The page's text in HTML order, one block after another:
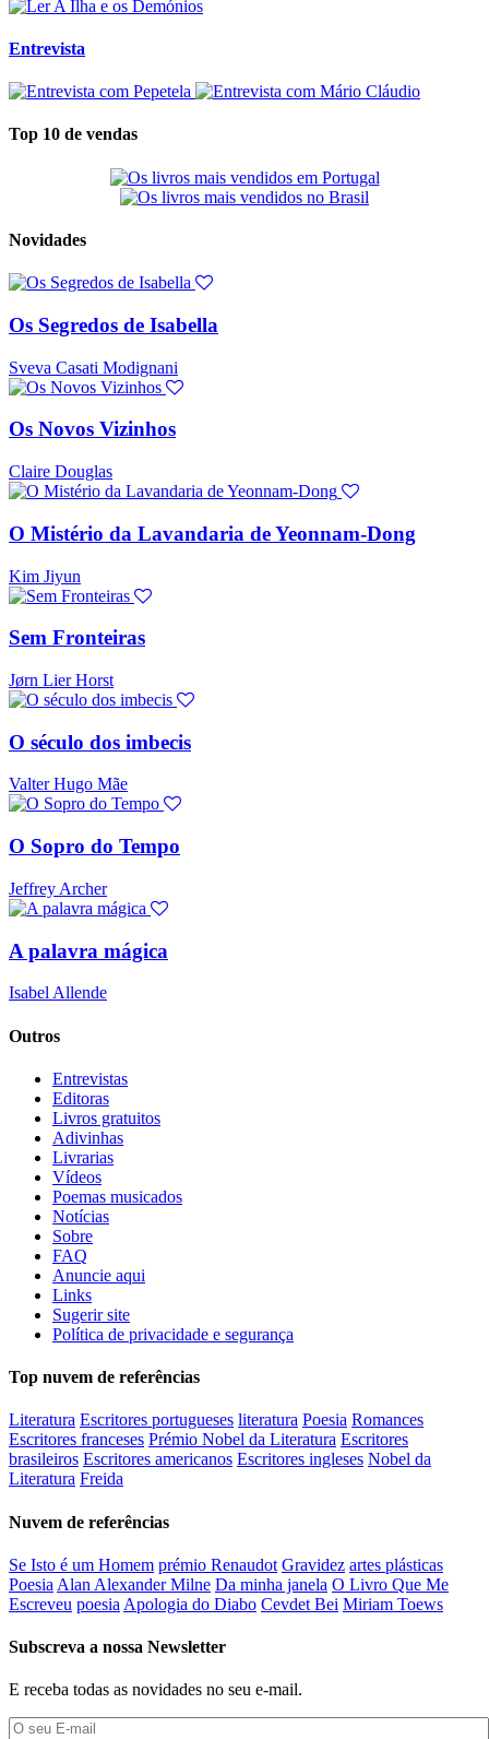
Entrevista
Top 10 de vendas
Novidades
Os Segredos de Isabella
Sveva Casati Modignani
Os Novos Vizinhos
Claire Douglas
O Mistério da Lavandaria de Yeonnam-Dong
Kim Jiyun
Sem Fronteiras
Jørn Lier Horst
O século dos imbecis
Valter Hugo Mãe
O Sopro do Tempo
Jeffrey Archer
A palavra mágica
Isabel Allende
Outros
Entrevistas
Editoras
Livros gratuitos
Adivinhas
Livrarias
Vídeos
Poemas musicados
Notícias
Sobre
FAQ
Anuncie aqui
Links
Sugerir site
Política de privacidade e segurança
Top nuvem de referências
Literatura Escritores portugueses literatura Poesia Romances
Escritores franceses Prémio Nobel da Literatura Escritores
brasileiros Escritores americanos Escritores ingleses Nobel da
Literatura Freida
Nuvem de referências
Se Isto é um Homem prémio Renaudot Gravidez artes plásticas
Poesia Alan Alexander Milne Da minha janela O Livro Que Me
Escreveu poesia Apologia do Diabo Cevdet Bei Miriam Toews
Subscreva a nossa Newsletter
E receba todas as novidades no seu e-mail.